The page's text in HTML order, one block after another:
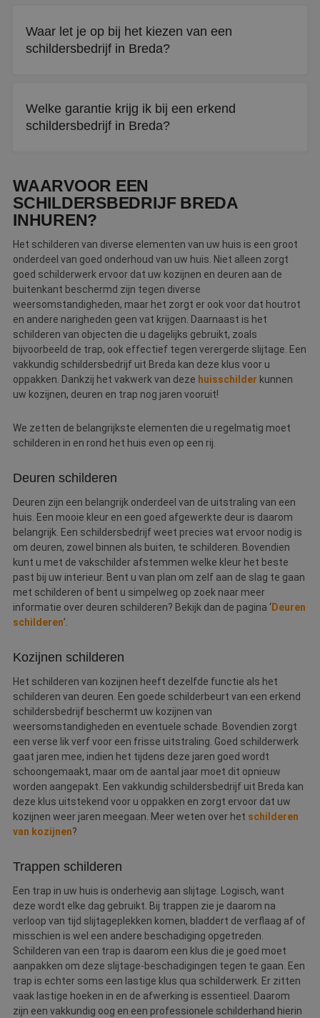
Waar let je op bij het kiezen van een
schildersbedrijf in Breda?
getoetst op diplomering en vakmanschap.
Welke garantie krijg ik bij een erkend
schildersbedrijf in Breda?
inschakelen.
WAARVOOR EEN
SCHILDERSBEDRIJF BREDA
INHUREN?
Het schilderen van diverse elementen van uw huis is een groot
onderdeel van goed onderhoud van uw huis. Niet alleen zorgt
goed schilderwerk ervoor dat uw kozijnen en deuren aan de
buitenkant beschermd zijn tegen diverse
weersomstandigheden, maar het zorgt er ook voor dat houtrot
en andere narigheden geen vat krijgen. Daarnaast is het
schilderen van objecten die u dagelijks gebruikt, zoals
bijvoorbeeld de trap, ook effectief tegen verergerde slijtage. Een
vakkundig schildersbedrijf uit Breda kan deze klus voor u
oppakken. Dankzij het vakwerk van deze huisschilder kunnen
uw kozijnen, deuren en trap nog jaren vooruit!
We zetten de belangrijkste elementen die u regelmatig moet
schilderen in en rond het huis even op een rij.
Deuren schilderen
Deuren zijn een belangrijk onderdeel van de uitstraling van een
huis. Een mooie kleur en een goed afgewerkte deur is daarom
belangrijk. Een schildersbedrijf weet precies wat ervoor nodig is
om deuren, zowel binnen als buiten, te schilderen. Bovendien
kunt u met de vakschilder afstemmen welke kleur het beste
past bij uw interieur. Bent u van plan om zelf aan de slag te gaan
met schilderen of bent u simpelweg op zoek naar meer
informatie over deuren schilderen? Bekijk dan de pagina ‘Deuren
schilderen’.
Kozijnen schilderen
Het schilderen van kozijnen heeft dezelfde functie als het
schilderen van deuren. Een goede schilderbeurt van een erkend
schildersbedrijf beschermt uw kozijnen van
weersomstandigheden en eventuele schade. Bovendien zorgt
een verse lik verf voor een frisse uitstraling. Goed schilderwerk
gaat jaren mee, indien het tijdens deze jaren goed wordt
schoongemaakt, maar om de aantal jaar moet dit opnieuw
worden aangepakt. Een vakkundig schildersbedrijf uit Breda kan
deze klus uitstekend voor u oppakken en zorgt ervoor dat uw
kozijnen weer jaren meegaan. Meer weten over het schilderen
van kozijnen?
Trappen schilderen
Een trap in uw huis is onderhevig aan slijtage. Logisch, want
deze wordt elke dag gebruikt. Bij trappen zie je daarom na
verloop van tijd slijtageplekken komen, bladdert de verflaag af of
misschien is wel een andere beschadiging opgetreden.
Schilderen van een trap is daarom een klus die je goed moet
aanpakken om deze slijtage-beschadigingen tegen te gaan. Een
trap is echter soms een lastige klus qua schilderwerk. Er zitten
vaak lastige hoeken in en de afwerking is essentieel. Daarom
zijn een vakkundig oog en een professionele schilderhand hierin